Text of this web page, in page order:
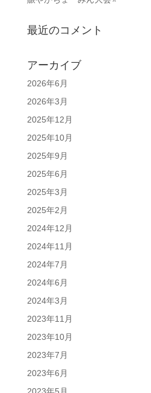
最近のコメント
アーカイブ
2026年6月
2026年3月
2025年12月
2025年10月
2025年9月
2025年6月
2025年3月
2025年2月
2024年12月
2024年11月
2024年7月
2024年6月
2024年3月
2023年11月
2023年10月
2023年7月
2023年6月